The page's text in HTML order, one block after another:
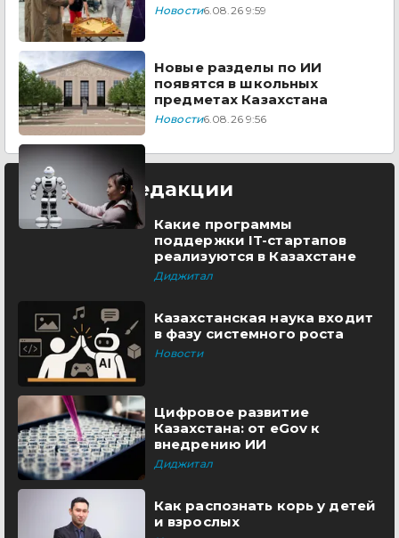
Новости6.08.26 9:59
Новые разделы по ИИ
появятся в школьных
предметах Казахстана
Новости6.08.26 9:56
Выбор редакции
Какие программы
поддержки IT-стартапов
реализуются в Казахстане
Диджитал
Казахстанская наука входит
в фазу системного роста
Новости
Цифровое развитие
Казахстана: от eGov к
внедрению ИИ
Диджитал
Как распознать корь у детей
и взрослых